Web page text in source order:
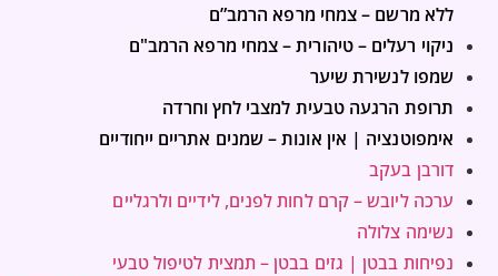
ללא מרשם – צמחי מרפא הרמב”ם
ניקוי רעלים – טיהורית – צמחי מרפא הרמב"ם
שמפו לנשירת שיער
תרופת הרגעה טבעית למצבי לחץ וחרדה
אימפוטנציה | אין אונות – שמנים אתריים ייחודיים
דורבן בעקב
ערכה ליובש – קרם לחות לפנים, לידיים ולרגליים
נשימה צלולה
נפיחות בבטן | גזים בבטן – תמצית לטיפול טבעי